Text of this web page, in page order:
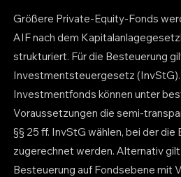
Größere Private-Equity-Fonds
AIF nach dem
strukturiert. Für die Besteuerung
Investmentsteuergesetz
Investmentfonds können unter
Voraussetzungen die semi-
§§ 25 ff. InvStG wählen, bei der die
zugerechnet werden. Alternativ
Besteuerung auf Fondsebene mit